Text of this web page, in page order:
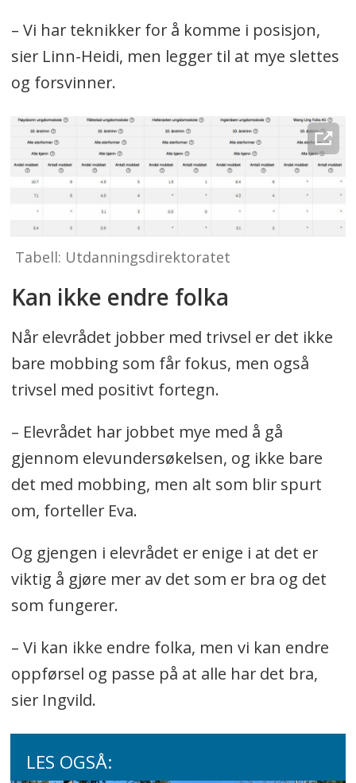
– Vi har teknikker for å komme i posisjon,
sier Linn-Heidi, men legger til at mye slettes
og forsvinner.
Tabell: Utdanningsdirektoratet
Kan ikke endre folka
Når elevrådet jobber med trivsel er det ikke
bare mobbing som får fokus, men også
trivsel med positivt fortegn.
– Elevrådet har jobbet mye med å gå
gjennom elevundersøkelsen, og ikke bare
det med mobbing, men alt som blir spurt
om, forteller Eva.
Og gjengen i elevrådet er enige i at det er
viktig å gjøre mer av det som er bra og det
som fungerer.
– Vi kan ikke endre folka, men vi kan endre
oppførsel og passe på at alle har det bra,
sier Ingvild.
LES OGSÅ: